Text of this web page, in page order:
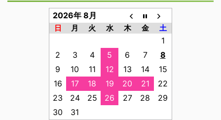
2026年 8月
日 月 火 水 木 金 土
1
2
3 4 5 6 7
8
9
10 11 12 13 14
15
16
17 18 19 20 21
22
23
24 25 26 27 28
29
30
31